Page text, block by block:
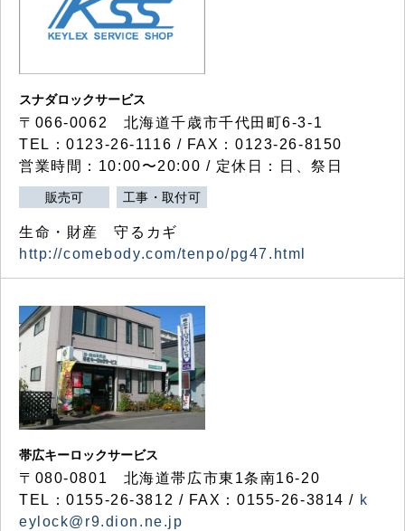
スナダロックサービス
〒066-0062 北海道千歳市千代田町6-3-1
TEL：0123-26-1116 / FAX：0123-26-8150
営業時間：10:00〜20:00 / 定休日：日、祭日
販売可 工事・取付可
生命・財産 守るカギ
http://comebody.com/tenpo/pg47.html
帯広キーロックサービス
〒080-0801 北海道帯広市東1条南16-20
TEL：0155-26-3812 / FAX：0155-26-3814 / k
eylock@r9.dion.ne.jp